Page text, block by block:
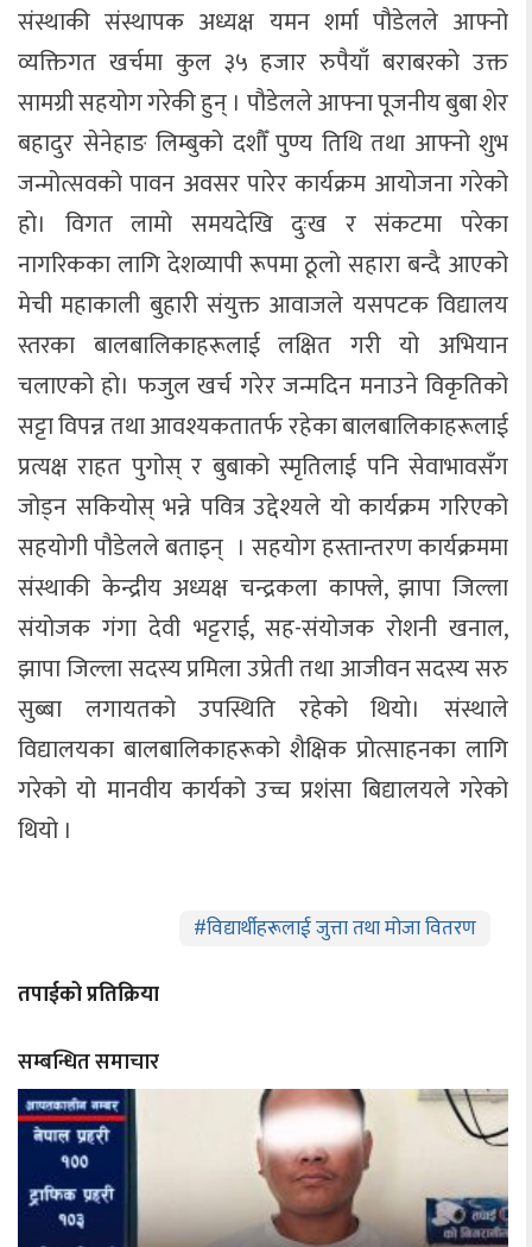
​संस्थाकी संस्थापक अध्यक्ष यमन शर्मा पौडेलले आफ्नो
व्यक्तिगत खर्चमा कुल ३५ हजार रुपैयाँ बराबरको उक्त
सामग्री सहयोग गरेकी हुन् । पौडेलले आफ्ना पूजनीय बुबा शेर
बहादुर सेनेहाङ लिम्बुको दशौँ पुण्य तिथि तथा आफ्नो शुभ
जन्मोत्सवको पावन अवसर पारेर कार्यक्रम आयोजना गरेको
हो। ​विगत लामो समयदेखि दुःख र संकटमा परेका
नागरिकका लागि देशव्यापी रूपमा ठूलो सहारा बन्दै आएको
मेची महाकाली बुहारी संयुक्त आवाजले यसपटक विद्यालय
स्तरका बालबालिकाहरूलाई लक्षित गरी यो अभियान
चलाएको हो। फजुल खर्च गरेर जन्मदिन मनाउने विकृतिको
सट्टा विपन्न तथा आवश्यकतातर्फ रहेका बालबालिकाहरूलाई
प्रत्यक्ष राहत पुगोस् र बुबाको स्मृतिलाई पनि सेवाभावसँग
जोड्न सकियोस् भन्ने पवित्र उद्देश्यले यो कार्यक्रम गरिएको
सहयोगी पौडेलले बताइन् । सहयोग हस्तान्तरण कार्यक्रममा
संस्थाकी केन्द्रीय अध्यक्ष चन्द्रकला काफ्ले, झापा जिल्ला
संयोजक गंगा देवी भट्टराई, सह-संयोजक रोशनी खनाल,
झापा जिल्ला सदस्य प्रमिला उप्रेती तथा आजीवन सदस्य सरु
सुब्बा लगायतको उपस्थिति रहेको थियो। ​संस्थाले
विद्यालयका बालबालिकाहरूको शैक्षिक प्रोत्साहनका लागि
गरेको यो मानवीय कार्यको उच्च प्रशंसा बिद्यालयले गरेको
थियो ।
#विद्यार्थीहरूलाई जुत्ता तथा मोजा वितरण
तपाईको प्रतिक्रिया
सम्बन्धित समाचार